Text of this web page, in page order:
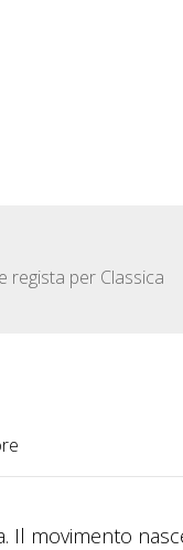
regista per Classica
Il movimento